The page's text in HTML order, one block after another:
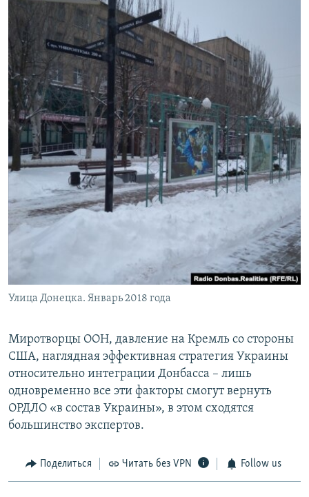
Улица Донецка. Январь 2018 года
Миротворцы ООН, давление на Кремль со стороны
США, наглядная эффективная стратегия Украины
относительно интеграции Донбасса – лишь
одновременно все эти факторы смогут вернуть
ОРДЛО «в состав Украины», в этом сходятся
большинство экспертов.
Поделиться Читать без VPN Follow us